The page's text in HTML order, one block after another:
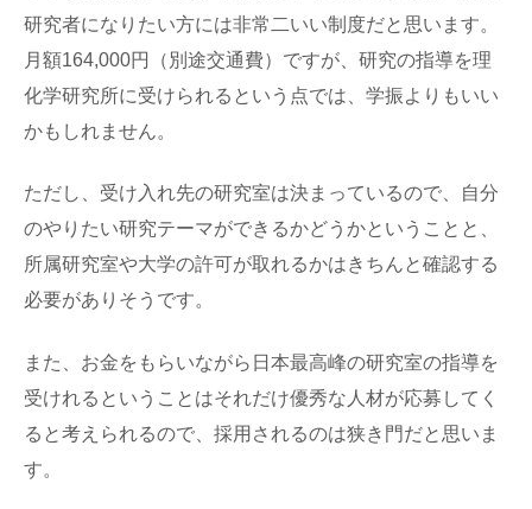
研究者になりたい方には非常二いい制度だと思います。
月額164,000円（別途交通費）ですが、研究の指導を理
化学研究所に受けられるという点では、学振よりもいい
かもしれません。
ただし、受け入れ先の研究室は決まっているので、自分
のやりたい研究テーマができるかどうかということと、
所属研究室や大学の許可が取れるかはきちんと確認する
必要がありそうです。
また、お金をもらいながら日本最高峰の研究室の指導を
受けれるということはそれだけ優秀な人材が応募してく
ると考えられるので、採用されるのは狭き門だと思いま
す。